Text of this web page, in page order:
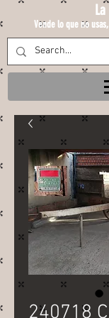
Vende lo que no
240718